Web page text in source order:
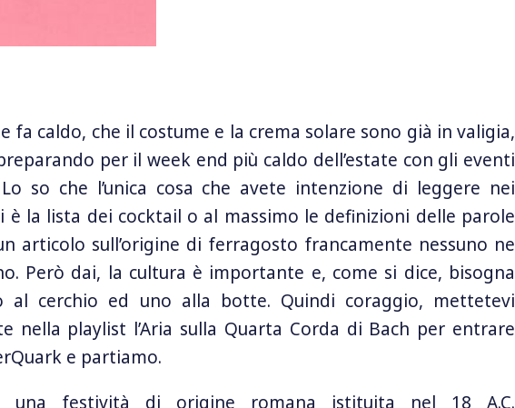
fa caldo, che il costume e la crema solare sono già in valigia,
per il week end più caldo dell’estate con gli eventi
so che l’unica cosa che avete intenzione di leggere nei
è la lista dei cocktail o al massimo le definizioni delle parole
articolo sull’origine di ferragosto francamente nessuno ne
Però dai, la cultura è importante e, come si dice, bisogna
al cerchio ed uno alla botte. Quindi coraggio, mettetevi
nella playlist l’Aria sulla Quarta Corda di Bach per entrare
e partiamo.
una festività di origine romana istituita nel 18 A.C.